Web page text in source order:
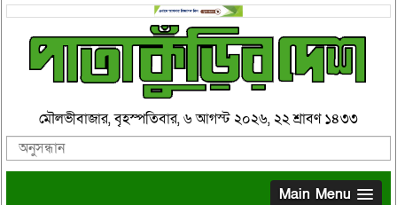
মৌলভীবাজার, বৃহস্পতিবার, ৬ আগস্ট ২০২৬, ২২ শ্রাবণ ১৪৩৩
Main Menu